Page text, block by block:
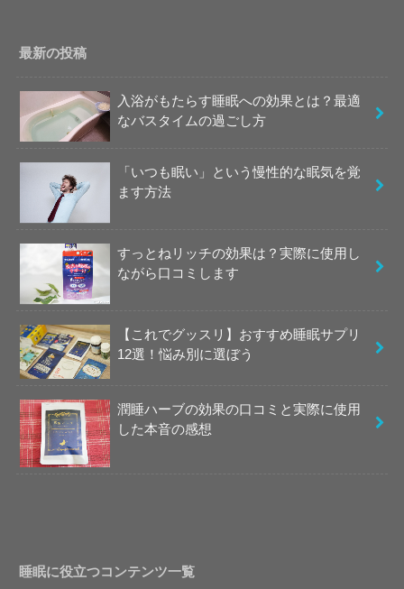
最新の投稿
入浴がもたらす睡眠への効果とは？最適
なバスタイムの過ごし方
「いつも眠い」という慢性的な眠気を覚
ます方法
すっとねリッチの効果は？実際に使用し
ながら口コミします
【これでグッスリ】おすすめ睡眠サプリ
12選！悩み別に選ぼう
潤睡ハーブの効果の口コミと実際に使用
した本音の感想
睡眠に役立つコンテンツ一覧